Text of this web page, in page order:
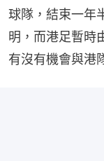
球隊，結束一年
明，而港足暫時
有沒有機會與港